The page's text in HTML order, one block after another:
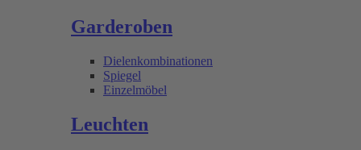
Garderoben
Dielenkombinationen
Spiegel
Einzelmöbel
Leuchten